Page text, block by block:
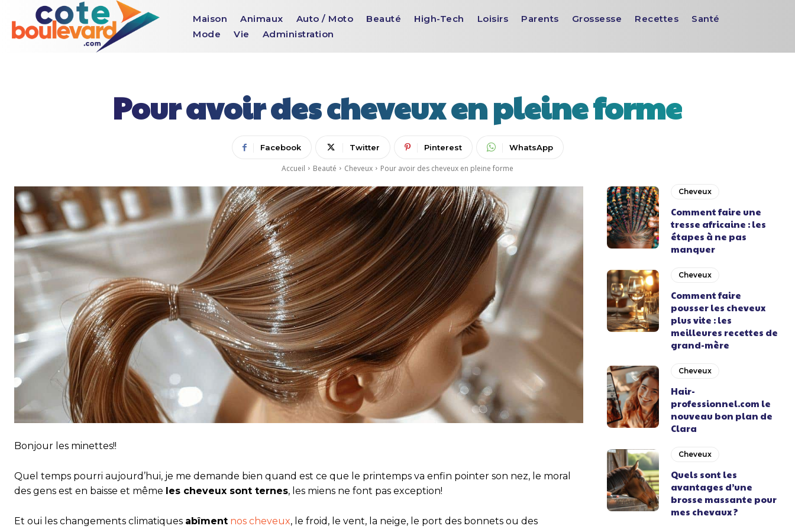
Maison Animaux Auto / Moto Beauté High-Tech Loisirs Parents Grossesse Recettes
Santé
Mode
Vie Administration
Pour avoir des cheveux en pleine forme
Facebook Twitter Pinterest WhatsApp
Accueil Beauté Cheveux Pour avoir des cheveux en pleine forme
Bonjour les minettes!!
Quel temps pourri aujourd’hui, je me demande bien quand est ce que le printemps va enfin pointer son nez, le moral
des gens est en baisse et même les cheveux sont ternes, les miens ne font pas exception!
Et oui les changements climatiques abîment nos cheveux, le froid, le vent, la neige, le port des bonnets ou des
Cheveux
Comment faire une
tresse africaine : les
étapes à ne pas
manquer
Cheveux
Comment faire
pousser les cheveux
plus vite : les
meilleures recettes de
grand-mère
Cheveux
Hair-
professionnel.com le
nouveau bon plan de
Clara
Cheveux
Quels sont les
avantages d’une
brosse massante pour
mes chevaux ?